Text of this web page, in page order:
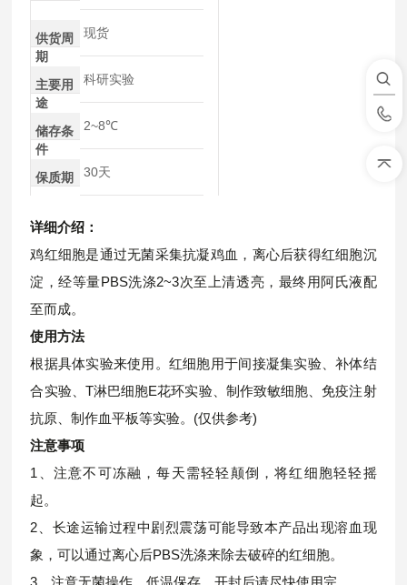
供货周
期
现货
主要用
途
科研实验
储存条
件
2~8℃
保质期 30天
详细介绍：
鸡红细胞是通过无菌采集抗凝鸡血，离心后获得红细胞沉
淀，经等量PBS洗涤2~3次至上清透亮，最终用阿氏液配
至而成。
使用方法
根据具体实验来使用。红细胞用于间接凝集实验、补体结
合实验、T淋巴细胞E花环实验、制作致敏细胞、免疫注射
抗原、制作血平板等实验。(仅供参考)
注意事项
1、注意不可冻融，每天需轻轻颠倒，将红细胞轻轻摇
起。
2、长途运输过程中剧烈震荡可能导致本产品出现溶血现
象，可以通过离心后PBS洗涤来除去破碎的红细胞。
3、注意无菌操作，低温保存，开封后请尽快使用完。